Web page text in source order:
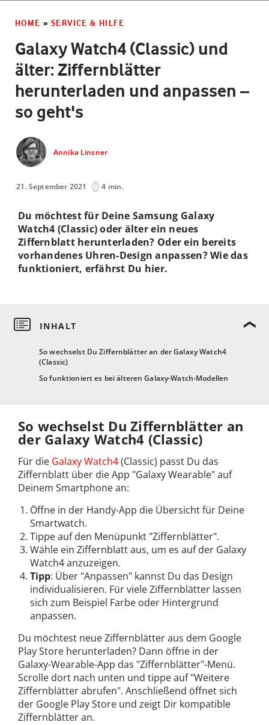
HOME » SERVICE & HILFE
Galaxy Watch4 (Classic) und
älter: Ziffernblätter
herunterladen und anpassen –
so geht's
Annika Linsner
21. September 2021 4 min.
So wechselst Du Ziffernblätter an der Galaxy Watch4
(Classic)
So funktioniert es bei älteren Galaxy-Watch-Modellen
Du möchtest für Deine Samsung Galaxy
Watch4 (Classic) oder älter ein neues
Ziffernblatt herunterladen? Oder ein bereits
vorhandenes Uhren-Design anpassen? Wie das
funktioniert, erfährst Du hier.
So wechselst Du Ziffernblätter an
der Galaxy Watch4 (Classic)
Für die Galaxy Watch4(Classic) passt Du das
Ziffernblatt über die App "Galaxy Wearable" auf
Deinem Smartphone an:
Öffne in der Handy-App die Übersicht für Deine
Smartwatch.
Tippe auf den Menüpunkt "Ziffernblätter".
Wähle ein Ziffernblatt aus, um es auf der Galaxy
Watch4 anzuzeigen.
Tipp: Über "Anpassen" kannst Du das Design
individualisieren. Für viele Ziffernblätter lassen
sich zum Beispiel Farbe oder Hintergrund
anpassen.
Du möchtest neue Ziffernblätter aus dem Google
Play Store herunterladen? Dann öffne in der
Galaxy-Wearable-App das "Ziffernblätter"-Menü.
Scrolle dort nach unten und tippe auf "Weitere
Ziffernblätter abrufen". Anschließend öffnet sich
der Google Play Store und zeigt Dir kompatible
Ziffernblätter an.